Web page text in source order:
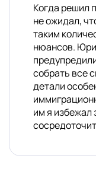
Когда решил
не ожидал,
таким
нюансов.
собрать все
детали
им я избежал